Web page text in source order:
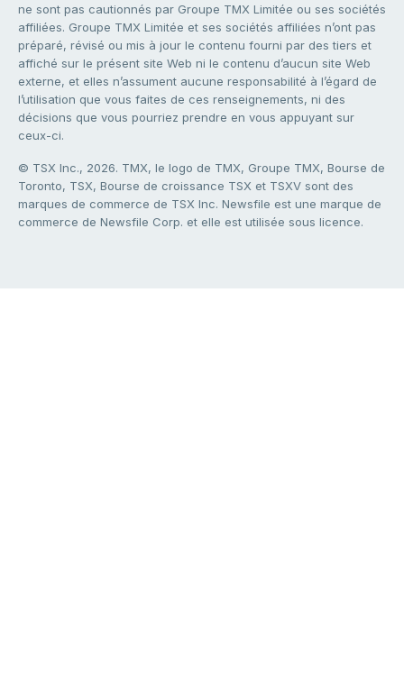
ne sont pas cautionnés par Groupe TMX Limitée ou ses sociétés
affiliées. Groupe TMX Limitée et ses sociétés affiliées n’ont pas
préparé, révisé ou mis à jour le contenu fourni par des tiers et
affiché sur le présent site Web ni le contenu d’aucun site Web
externe, et elles n’assument aucune responsabilité à l’égard de
l’utilisation que vous faites de ces renseignements, ni des
décisions que vous pourriez prendre en vous appuyant sur
ceux-ci.
© TSX Inc., 2026. TMX, le logo de TMX, Groupe TMX, Bourse de
Toronto, TSX, Bourse de croissance TSX et TSXV sont des
marques de commerce de TSX Inc. Newsfile est une marque de
commerce de Newsfile Corp. et elle est utilisée sous licence.